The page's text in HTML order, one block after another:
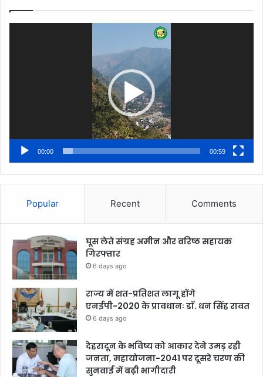
00:00 00:59
Popular Recent Comments
घूस लेते संग्रह अमीन और वरिष्ठ सहायक
गिरफ्तार
6 days ago
राज्य में शत-प्रतिशत लागू होंगे
एनईपी-2020 के प्रावधानः डाॅ. धन सिंह रावत
6 days ago
देहरादून के भविष्य को आकार देने उमड़ रही
जनता, महायोजना-2041 पर दूसरे चरण की
सुनवाई में बढ़ी भागीदारी